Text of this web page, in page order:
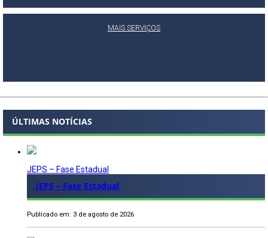
MAIS SERVIÇOS
ÚLTIMAS NOTÍCIAS
JEPS – Fase Estadual
JEPS – Fase Estadual
Publicado em: 3 de agosto de 2026